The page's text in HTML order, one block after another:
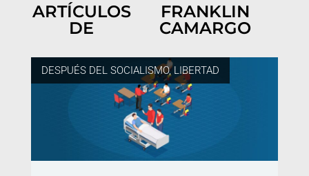
ARTÍCULOS
DE
FRANKLIN
CAMARGO
DESPUÉS DEL SOCIALISMO, LIBERTAD